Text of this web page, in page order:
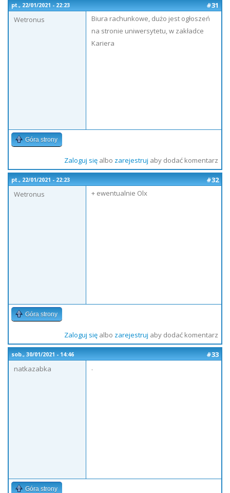
pt., 22/01/2021 - 22:23
#31
Wetronus
Biura rachunkowe, dużo jest ogłoszeń
na stronie uniwersytetu, w zakładce
Kariera
Góra strony
Zaloguj sięalbo zarejestruj aby dodać komentarz
pt., 22/01/2021 - 22:23
#32
Wetronus
+ ewentualnie Olx
Góra strony
Zaloguj sięalbo zarejestruj aby dodać komentarz
sob., 30/01/2021 - 14:46
#33
natkazabka
.
Góra strony